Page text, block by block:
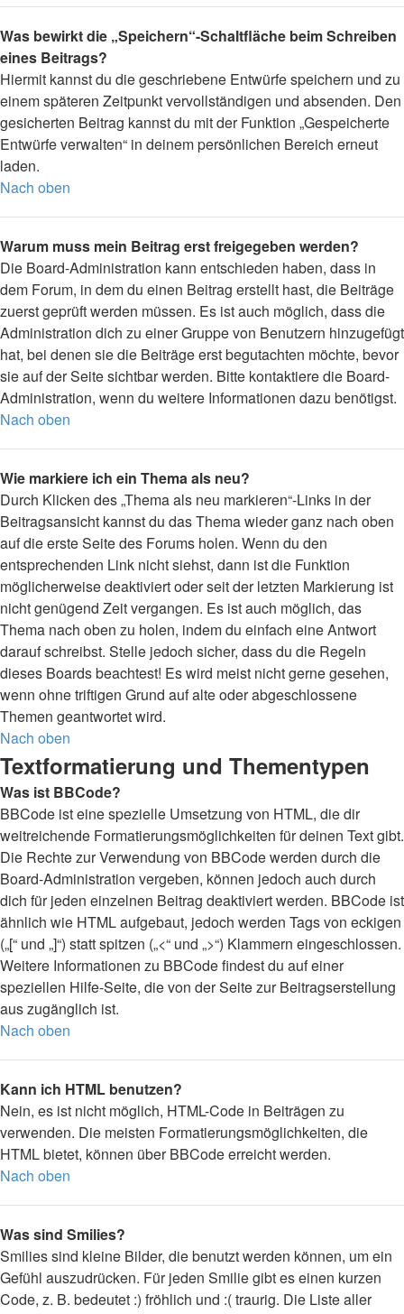
Was bewirkt die „Speichern“-Schaltfläche beim Schreiben
eines Beitrags?
Hiermit kannst du die geschriebene Entwürfe speichern und zu
einem späteren Zeitpunkt vervollständigen und absenden. Den
gesicherten Beitrag kannst du mit der Funktion „Gespeicherte
Entwürfe verwalten“ in deinem persönlichen Bereich erneut
laden.
Nach oben
Warum muss mein Beitrag erst freigegeben werden?
Die Board-Administration kann entschieden haben, dass in
dem Forum, in dem du einen Beitrag erstellt hast, die Beiträge
zuerst geprüft werden müssen. Es ist auch möglich, dass die
Administration dich zu einer Gruppe von Benutzern hinzugefügt
hat, bei denen sie die Beiträge erst begutachten möchte, bevor
sie auf der Seite sichtbar werden. Bitte kontaktiere die Board-
Administration, wenn du weitere Informationen dazu benötigst.
Nach oben
Wie markiere ich ein Thema als neu?
Durch Klicken des „Thema als neu markieren“-Links in der
Beitragsansicht kannst du das Thema wieder ganz nach oben
auf die erste Seite des Forums holen. Wenn du den
entsprechenden Link nicht siehst, dann ist die Funktion
möglicherweise deaktiviert oder seit der letzten Markierung ist
nicht genügend Zeit vergangen. Es ist auch möglich, das
Thema nach oben zu holen, indem du einfach eine Antwort
darauf schreibst. Stelle jedoch sicher, dass du die Regeln
dieses Boards beachtest! Es wird meist nicht gerne gesehen,
wenn ohne triftigen Grund auf alte oder abgeschlossene
Themen geantwortet wird.
Nach oben
Textformatierung und Thementypen
Was ist BBCode?
BBCode ist eine spezielle Umsetzung von HTML, die dir
weitreichende Formatierungsmöglichkeiten für deinen Text gibt.
Die Rechte zur Verwendung von BBCode werden durch die
Board-Administration vergeben, können jedoch auch durch
dich für jeden einzelnen Beitrag deaktiviert werden. BBCode ist
ähnlich wie HTML aufgebaut, jedoch werden Tags von eckigen
(„[“ und „]“) statt spitzen („<“ und „>“) Klammern eingeschlossen.
Weitere Informationen zu BBCode findest du auf einer
speziellen Hilfe-Seite, die von der Seite zur Beitragserstellung
aus zugänglich ist.
Nach oben
Kann ich HTML benutzen?
Nein, es ist nicht möglich, HTML-Code in Beiträgen zu
verwenden. Die meisten Formatierungsmöglichkeiten, die
HTML bietet, können über BBCode erreicht werden.
Nach oben
Was sind Smilies?
Smilies sind kleine Bilder, die benutzt werden können, um ein
Gefühl auszudrücken. Für jeden Smilie gibt es einen kurzen
Code, z. B. bedeutet :) fröhlich und :( traurig. Die Liste aller